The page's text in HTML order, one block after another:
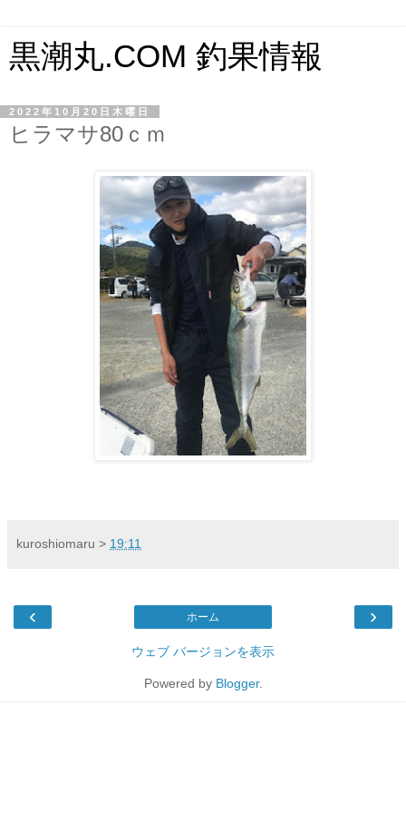
黒潮丸.COM 釣果情報
2022年10月20日木曜日
ヒラマサ80ｃｍ
kuroshiomaru > 19:11
‹ ›
ホーム
ウェブ バージョンを表示
Powered by Blogger.